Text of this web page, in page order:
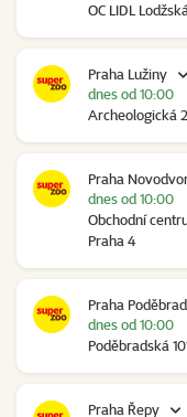
OC LIDL
Praha Lužiny
Archeologická
dnes od 10:00
Praha
Obchodní
Praha 4
dnes od 10:00
Praha
Poděbradská
dnes od 10:00
Praha Řepy